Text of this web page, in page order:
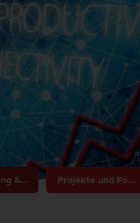
Digitalisierung & Innovation Projekte und Forschung